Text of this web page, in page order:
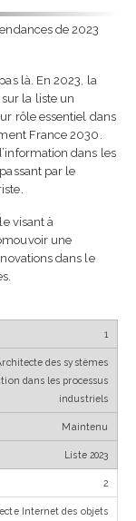
de 2023
là. En 2023, la
la liste un
rôle essentiel dans
France 2030.
dans les
par le
visant à
une
dans le
1
des systèmes
dans les processus
industriels
Maintenu
Liste 2023
2
Internet des objets